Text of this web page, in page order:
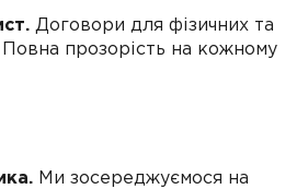
Договори для фізичних та
прозорість на кожному
Ми зосереджуємося на